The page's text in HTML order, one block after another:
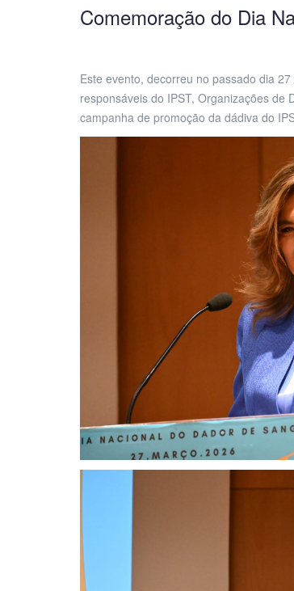
Comemoração do Dia
Este evento, decorreu no passado dia
responsáveis do IPST, Organizações
campanha de promoção da dádiva do